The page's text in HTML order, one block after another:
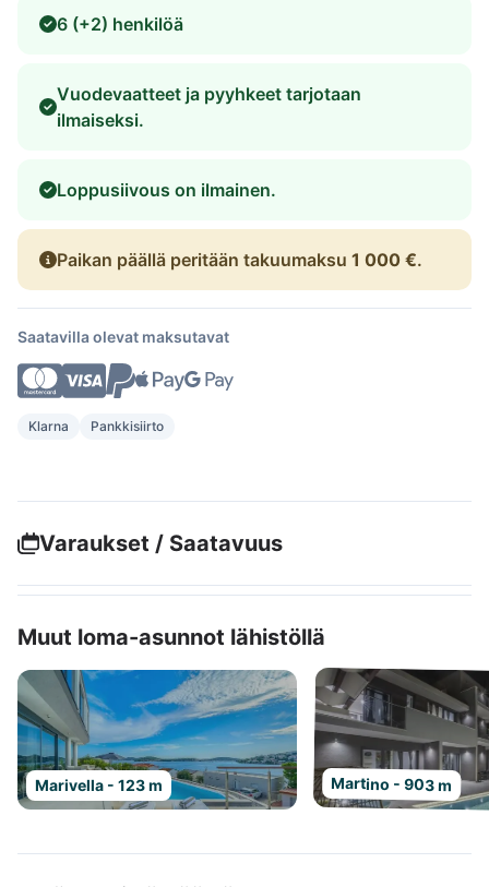
6 (+2) henkilöä
Vuodevaatteet ja pyyhkeet tarjotaan
ilmaiseksi.
Loppusiivous on ilmainen.
Paikan päällä peritään takuumaksu 1 000 €.
Saatavilla olevat maksutavat
Klarna Pankkisiirto
Varaukset / Saatavuus
Muut loma-asunnot lähistöllä
Marivella - 123 m Martino - 903 m